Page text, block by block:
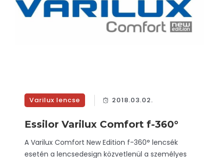
Varilux lencse 2018.03.02.
Essilor Varilux Comfort f-360°
A Varilux Comfort New Edition f-360° lencsék
esetén a lencsedesign közvetlenül a személyes